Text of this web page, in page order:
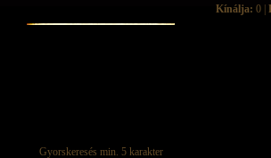
Kínálja: 0 |